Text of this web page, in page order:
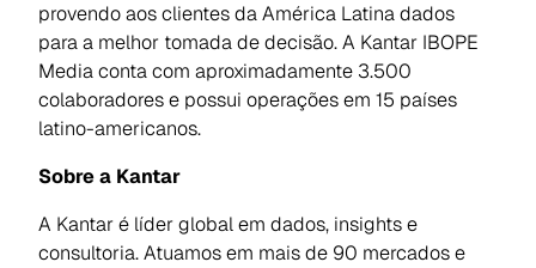
provendo aos clientes da América Latina dados
para a melhor tomada de decisão. A Kantar IBOPE
Media conta com aproximadamente 3.500
colaboradores e possui operações em 15 países
latino-americanos.
Sobre a Kantar
A Kantar é líder global em dados, insights e
consultoria. Atuamos em mais de 90 mercados e